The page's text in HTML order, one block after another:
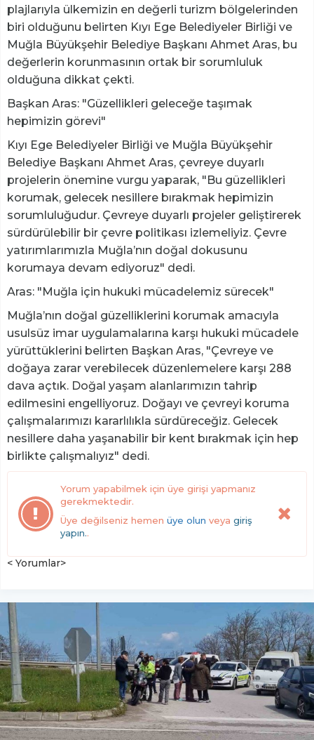
plajlarıyla ülkemizin en değerli turizm bölgelerinden
biri olduğunu belirten Kıyı Ege Belediyeler Birliği ve
Muğla Büyükşehir Belediye Başkanı Ahmet Aras, bu
değerlerin korunmasının ortak bir sorumluluk
olduğuna dikkat çekti.
Başkan Aras: "Güzellikleri geleceğe taşımak
hepimizin görevi"
Kıyı Ege Belediyeler Birliği ve Muğla Büyükşehir
Belediye Başkanı Ahmet Aras, çevreye duyarlı
projelerin önemine vurgu yaparak, "Bu güzellikleri
korumak, gelecek nesillere bırakmak hepimizin
sorumluluğudur. Çevreye duyarlı projeler geliştirerek
sürdürülebilir bir çevre politikası izlemeliyiz. Çevre
yatırımlarımızla Muğla’nın doğal dokusunu
korumaya devam ediyoruz" dedi.
Aras: "Muğla için hukuki mücadelemiz sürecek"
Muğla’nın doğal güzelliklerini korumak amacıyla
usulsüz imar uygulamalarına karşı hukuki mücadele
yürüttüklerini belirten Başkan Aras, "Çevreye ve
doğaya zarar verebilecek düzenlemelere karşı 288
dava açtık. Doğal yaşam alanlarımızın tahrip
edilmesini engelliyoruz. Doğayı ve çevreyi koruma
çalışmalarımızı kararlılıkla sürdüreceğiz. Gelecek
nesillere daha yaşanabilir bir kent bırakmak için hep
birlikte çalışmalıyız" dedi.
Yorum yapabilmek için üye girişi yapmanız
gerekmektedir.
Üye değilseniz hemen üye olun veya giriş
yapın..
< Yorumlar>